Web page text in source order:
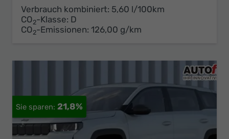
Verbrauch kombiniert: 5,60 l/100km
CO2-Klasse: D
CO2-Emissionen: 126,00 g/km
21,8%